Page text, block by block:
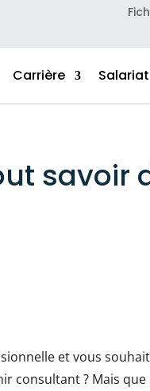
Carrière Salariat
savoir
et vous
consultant ? Mais que